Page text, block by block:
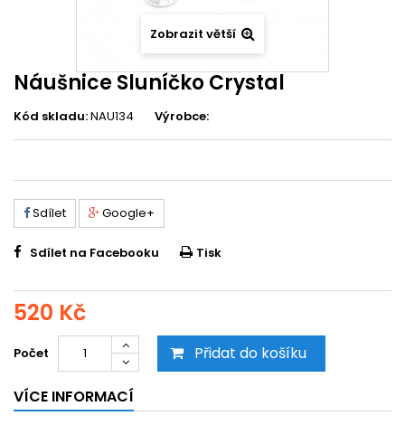
Zobrazit větší
Náušnice Sluníčko Crystal
Kód skladu:NAU134 Výrobce:
Sdílet Google+
Sdílet na Facebooku Tisk
520 Kč
Počet Přidat do košíku
VÍCE INFORMACÍ